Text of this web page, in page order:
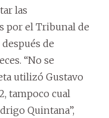
las
por el Tribunal de
de
“No se
utilizó Gustavo
tampoco cual
Quintana”,